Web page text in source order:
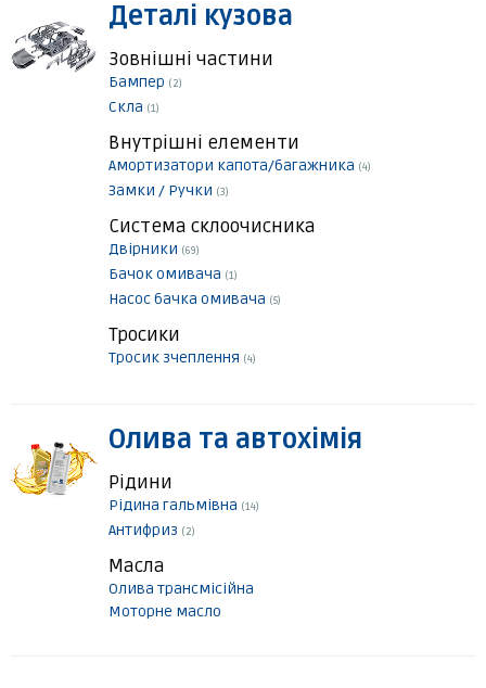
Деталі кузова
Зовнішні частини
Бампер (2)
Скла (1)
Внутрішні елементи
Амортизатори капота/багажника (4)
Замки / Ручки (3)
Система склоочисника
Двірники (69)
Бачок омивача (1)
Насос бачка омивача (5)
Тросики
Тросик зчеплення (4)
Олива та автохімія
Рідини
Рідина гальмівна (14)
Антифриз (2)
Масла
Олива трансмісійна
Моторне масло